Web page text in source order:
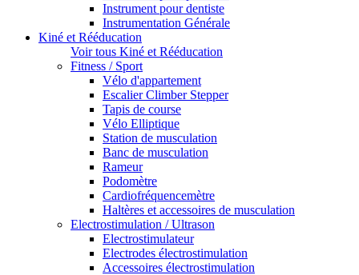
Instrument pour dentiste
Instrumentation Générale
Kiné et Rééducation
Voir tous Kiné et Rééducation
Fitness / Sport
Vélo d'appartement
Escalier Climber Stepper
Tapis de course
Vélo Elliptique
Station de musculation
Banc de musculation
Rameur
Podomètre
Cardiofréquencemètre
Haltères et accessoires de musculation
Electrostimulation / Ultrason
Electrostimulateur
Electrodes électrostimulation
Accessoires électrostimulation